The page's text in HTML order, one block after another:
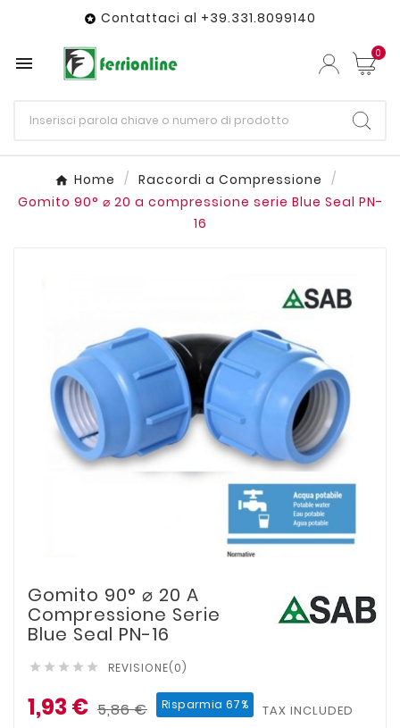
 Contattaci al +39.331.8099140
 0
Home
Raccordi a Compressione
Gomito 90° ⌀ 20 a compressione serie Blue Seal PN-
16
Gomito 90° ⌀ 20 A
Compressione Serie
Blue Seal PN-16
     REVISIONE(0)
1,93 € 5,86 € Risparmia 67% TAX INCLUDED